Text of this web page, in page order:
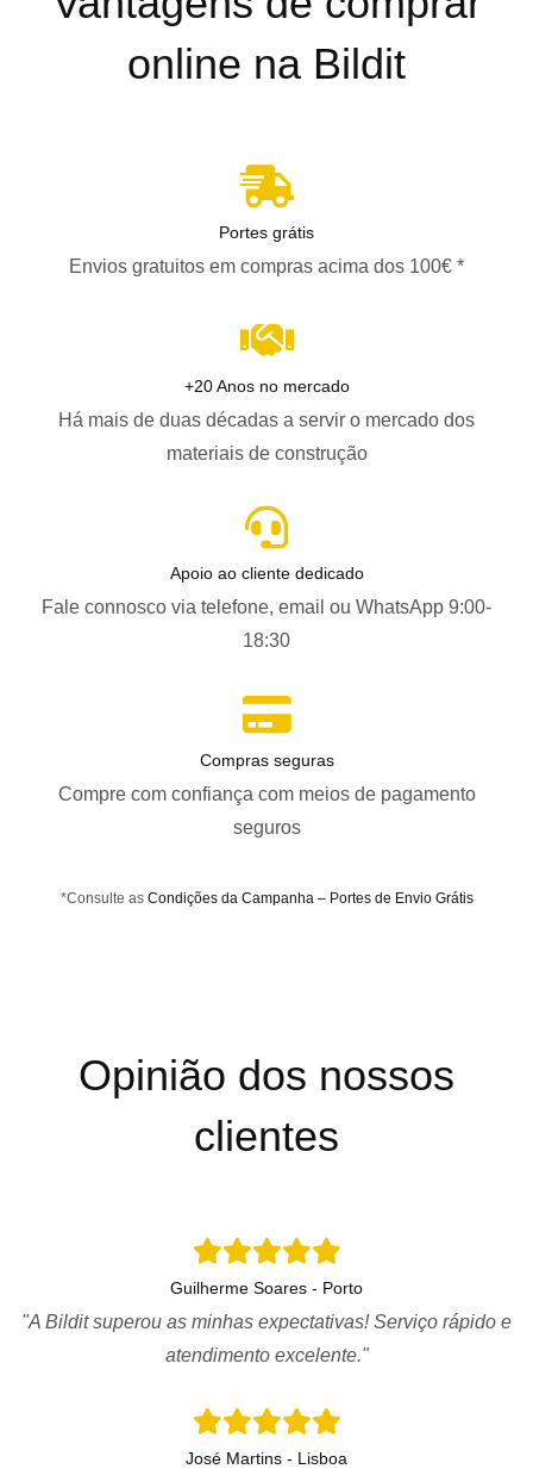
online na Bildit
Portes grátis
Envios gratuitos em compras acima dos 100€ *
+20 Anos no mercado
Há mais de duas décadas a servir o mercado dos
materiais de construção
Apoio ao cliente dedicado
Fale connosco via telefone, email ou WhatsApp 9:00-
18:30
Compras seguras
Compre com confiança com meios de pagamento
seguros
*Consulte as Condições da Campanha – Portes de Envio Grátis
Opinião dos nossos
clientes
Guilherme Soares - Porto
"A Bildit superou as minhas expectativas! Serviço rápido e
atendimento excelente."
José Martins - Lisboa